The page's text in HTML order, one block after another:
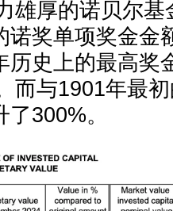
雄厚的诺贝尔
诺奖单项奖金金
历史上的最高奖
而与1901年最
300%。